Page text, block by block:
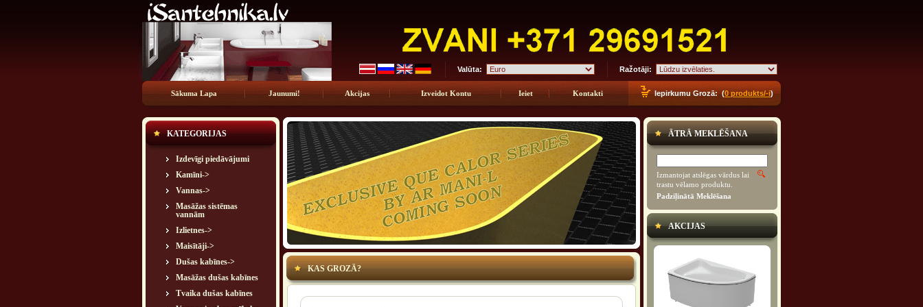
Valūta: Ražotāji:
Sākuma Lapa Jaunumi! Akcijas Izveidot Kontu Ieiet Kontakti Iepirkumu Grozā: (0 produkts/-i)
KATEGORIJAS
Izdevīgi piedāvājumi
Kamīni->
Vannas->
Masāžas sistēmas
vannām
Izlietnes->
Maisītāji->
Dušas kabīnes->
Masāžas dušas kabīnes
Tvaika dušas kabīnes
KAS GROZĀ?
ĀTRĀ MEKLĒŠANA
Izmantojat atslēgas vārdus lai
trastu vēlamo produktu.
Padziļinātā Meklēšana
AKCIJAS